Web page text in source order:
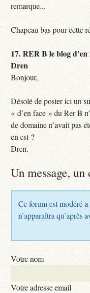
remarque...
Chapeau bas pour cette
17.RER B le blog d’en
Dren
Bonjour,
Désolé de poster ici un
« d’en face » du Rer B
de domaine n’avait pas
en est ?
Dren.
Un message,
Ce forum est modéré
n’apparaîtra qu’après
Votre nom
Votre adresse email